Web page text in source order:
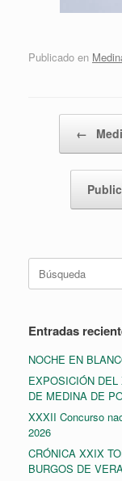
Publicado en
←
Entradas
NOCHE EN
EXPOSICIÓN
DE MEDINA DE
XXXII Concurso
2026
CRÓNICA XXIX
BURGOS DE